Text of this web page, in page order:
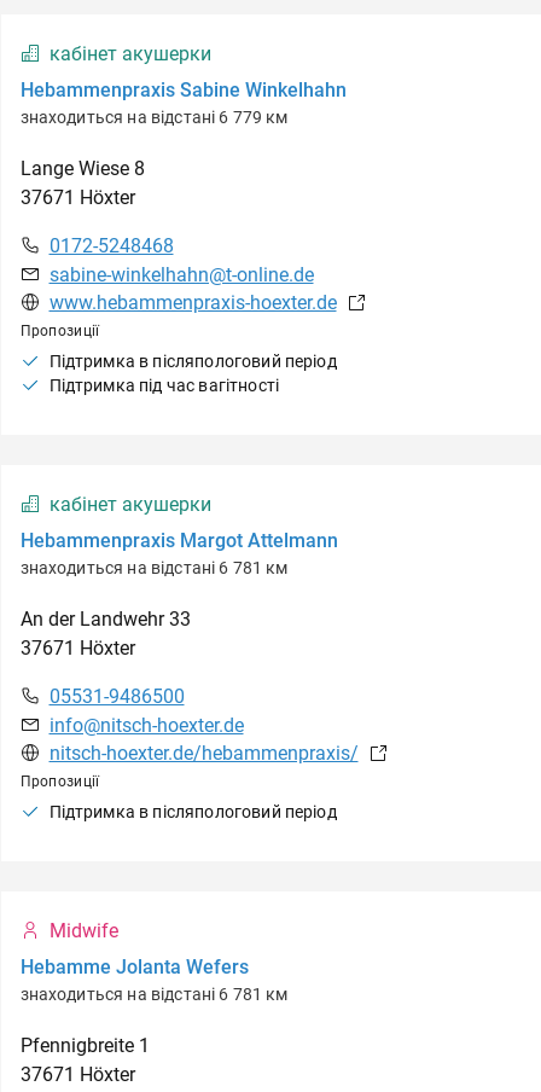
кабінет акушерки
Hebammenpraxis Sabine Winkelhahn
знаходиться на відстані 6 779 км
Lange Wiese 8
37671 Höxter
0172-5248468
sabine-winkelhahn@t-online.de
www.hebammenpraxis-hoexter.de
Пропозиції
Підтримка в післяпологовий період
Підтримка під час вагітності
кабінет акушерки
Hebammenpraxis Margot Attelmann
знаходиться на відстані 6 781 км
An der Landwehr 33
37671 Höxter
05531-9486500
info@nitsch-hoexter.de
nitsch-hoexter.de/hebammenpraxis/
Пропозиції
Підтримка в післяпологовий період
Midwife
Hebamme Jolanta Wefers
знаходиться на відстані 6 781 км
Pfennigbreite 1
37671 Höxter